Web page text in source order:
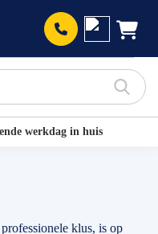
werkdag in huis
klus, is op